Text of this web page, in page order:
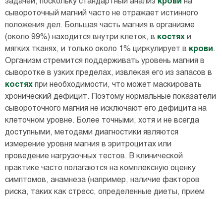
сывороточный магний часто не отражает истинного
положения дел. Большая часть магния в организме
(около 99%) находится внутри клеток, в костях и
мягких тканях, и только около 1% циркулирует в крови .
Организм стремится поддерживать уровень магния в
сыворотке в узких пределах, извлекая его из запасов в
костях при необходимости, что может маскировать
хронический дефицит. Поэтому нормальные показатели
сывороточного магния не исключают его дефицита на
клеточном уровне. Более точными, хотя и не всегда
доступными, методами диагностики являются
измерение уровня магния в эритроцитах или
проведение нагрузочных тестов. В клинической
практике часто полагаются на комплексную оценку
симптомов, анамнеза (например, наличие факторов
риска, таких как стресс, определенные диеты, прием